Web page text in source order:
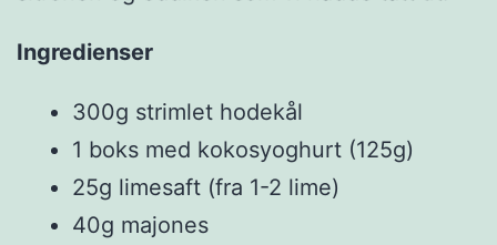
Ingredienser
300g strimlet hodekål
1 boks med kokosyoghurt (125g)
25g limesaft (fra 1-2 lime)
40g majones